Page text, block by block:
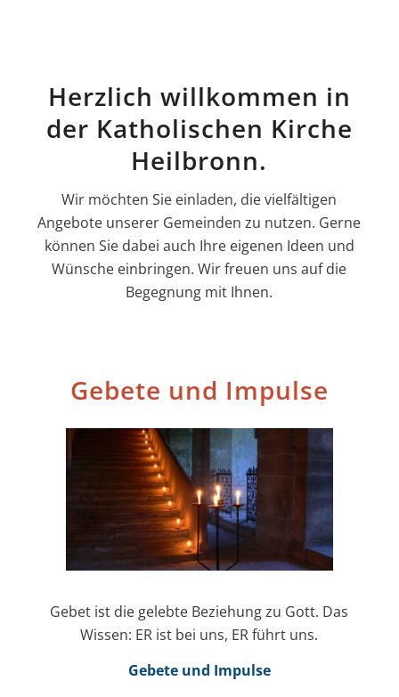
Herzlich willkommen in
der Katholischen Kirche
Heilbronn.
Wir möchten Sie einladen, die vielfältigen
Angebote unserer Gemeinden zu nutzen. Gerne
können Sie dabei auch Ihre eigenen Ideen und
Wünsche einbringen. Wir freuen uns auf die
Begegnung mit Ihnen.
Gebete und Impulse
Gebet ist die gelebte Beziehung zu Gott. Das
Wissen: ER ist bei uns, ER führt uns.
Gebete und Impulse